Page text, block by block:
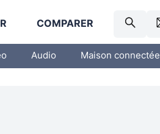
COMPARER
Audio Maison connectée